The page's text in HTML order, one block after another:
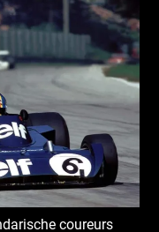
coureurs